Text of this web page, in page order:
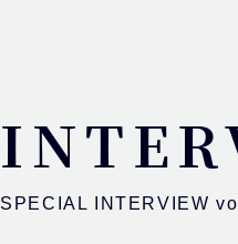
SPECIAL INTERVIEW